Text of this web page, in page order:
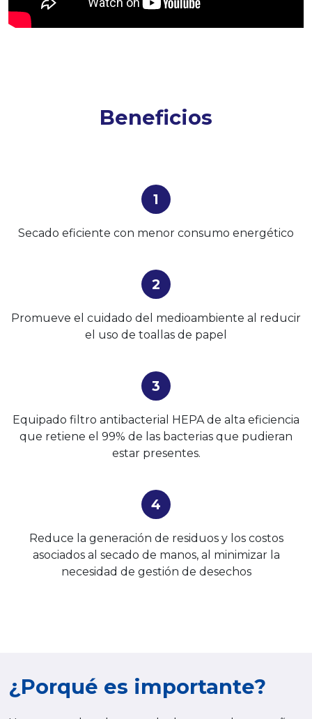
Beneficios
1
Secado eficiente con menor consumo energético
2
Promueve el cuidado del medioambiente al reducir
el uso de toallas de papel
3
Equipado filtro antibacterial HEPA de alta eficiencia
que retiene el 99% de las bacterias que pudieran
estar presentes.
4
Reduce la generación de residuos y los costos
asociados al secado de manos, al minimizar la
necesidad de gestión de desechos
¿Porqué es importante?